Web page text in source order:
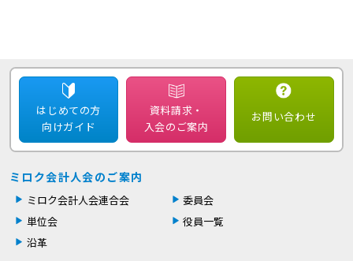
はじめての方
向けガイド
資料請求・
入会のご案内
お問い合わせ
ミロク会計人会のご案内
ミロク会計人会連合会
委員会
単位会
役員一覧
沿革